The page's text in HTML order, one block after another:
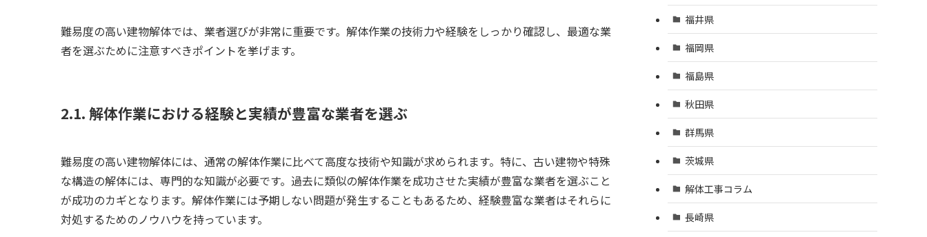
難易度の高い建物解体では、業者選びが非常に重要です。解体作業の技術力や経験をしっかり確認し、最適な業
者を選ぶために注意すべきポイントを挙げます。
2.1. 解体作業における経験と実績が豊富な業者を選ぶ
難易度の高い建物解体には、通常の解体作業に比べて高度な技術や知識が求められます。特に、古い建物や特殊
な構造の解体には、専門的な知識が必要です。過去に類似の解体作業を成功させた実績が豊富な業者を選ぶこと
が成功のカギとなります。解体作業には予期しない問題が発生することもあるため、経験豊富な業者はそれらに
対処するためのノウハウを持っています。
福井県
福岡県
福島県
秋田県
群馬県
茨城県
解体工事コラム
長崎県